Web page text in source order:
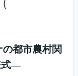
の都市農村関
式―
欲しい。 好きなこ
る時間と環境を与
続きを読む